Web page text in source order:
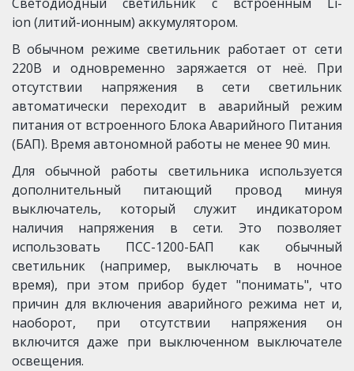
ion (литий-ионным) аккумулятором.
В обычном режиме светильник работает от сети
220В и одновременно заряжается от неё. При
отсутствии напряжения в сети светильник
автоматически переходит в аварийный режим
питания от встроенного Блока Аварийного Питания
(БАП). Время автономной работы не менее 90 мин.
Для обычной работы светильника используется
дополнительный питающий провод минуя
выключатель, который служит индикатором
наличия напряжения в сети. Это позволяет
использовать ПСС-1200-БАП как обычный
светильник (например, выключать в ночное
время), при этом прибор будет "понимать", что
причин для включения аварийного режима нет и,
наоборот, при отсутствии напряжения он
включится даже при выключенном выключателе
освещения.